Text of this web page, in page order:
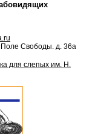
Поле Свободы. д. 36а